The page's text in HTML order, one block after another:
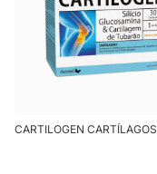
CARTILOGEN CARTÍLAGOS